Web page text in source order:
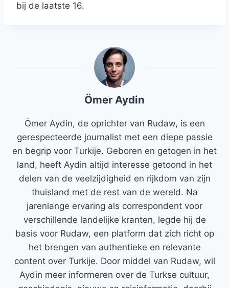
bij de laatste 16.
Ömer Aydin
Ömer Aydin, de oprichter van Rudaw, is een
gerespecteerde journalist met een diepe passie
en begrip voor Turkije. Geboren en getogen in het
land, heeft Aydin altijd interesse getoond in het
delen van de veelzijdigheid en rijkdom van zijn
thuisland met de rest van de wereld. Na
jarenlange ervaring als correspondent voor
verschillende landelijke kranten, legde hij de
basis voor Rudaw, een platform dat zich richt op
het brengen van authentieke en relevante
content over Turkije. Door middel van Rudaw, wil
Aydin meer informeren over de Turkse cultuur,